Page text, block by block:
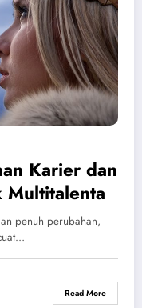
Karier dan
Multitalenta
penuh perubahan,
Read More